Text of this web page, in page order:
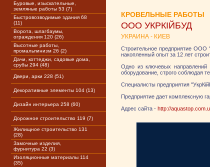
Буровые, изыскательные,
земляные работы 53 (7)
Быстровозводимые здания 68
(11)
Ворота, шлагбаумы,
ограждения 120 (26)
Высотные работы,
промальпинизм 26 (2)
Дачи, коттеджи, садовые дома,
срубы 294 (48)
Двери, арки 228 (51)
Декоративные элементы 104 (13)
Дизайн интерьера 258 (60)
Дорожное строительство 119 (7)
Жилищное строительство 131
(28)
Замочные изделия,
фурнитура 22 (3)
Изоляционные материалы 114
(35)
КРОВЕЛЬНЫЕ РАБОТЫ
ООО УКРКІЙБУД
УКРАИНА - КИЕВ
Строительное предприятие ООО
накопленный опыт за 12 лет
Одно из ключевых направлений
оборудование, строго соблюдая
Специалисты предприятия
Предприятие дает комплексную
Адрес сайта - http://